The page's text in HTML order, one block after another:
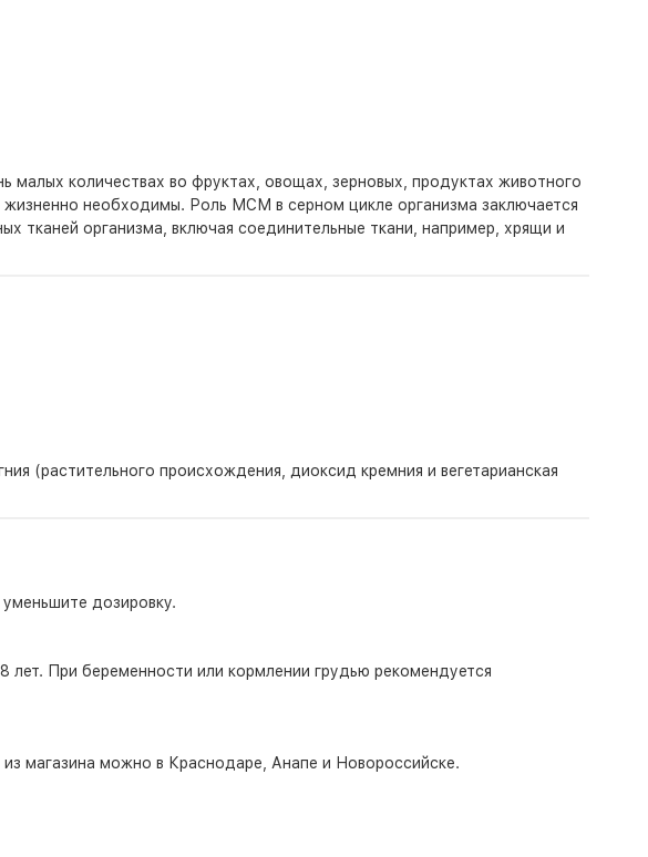
количествах во фруктах, овощах, зерновых, продуктах животного
необходимы. Роль МСМ в серном цикле организма заключается
тканей организма, включая соединительные ткани, например, хрящи и
(растительного происхождения, диоксид кремния и вегетарианская
дозировку.
При беременности или кормлении грудью рекомендуется
из магазина можно в Краснодаре, Анапе и Новороссийске.